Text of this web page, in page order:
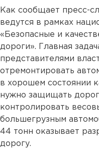
Как сообщает пресс-
ведутся в рамках
«Безопасные и
дороги». Главная
представителями
отремонтировать
в хорошем состоянии
нужно защищать
контролировать
большегрузным
44 тонн оказывает
дорогу.